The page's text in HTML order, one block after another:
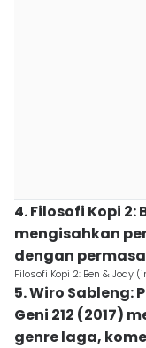
4. Filosofi Kopi 2:
mengisahkan
dengan
Filosofi Kopi 2: Ben & Jody
5. Wiro Sableng:
Geni 212 (2017)
genre laga,